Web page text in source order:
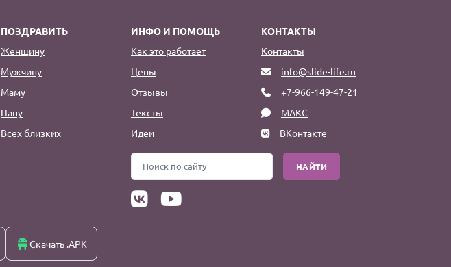
ПОЗДРАВИТЬ
Женщину
Мужчину
Маму
Папу
Всех близких
ИНФО И ПОМОЩЬ
Как это работает
Цены
Отзывы
Тексты
Идеи
КОНТАКТЫ
Контакты
info@slide-life.ru
+7-966-149-47-21
МАКС
ВКонтакте
НАЙТИ
Скачать .APK